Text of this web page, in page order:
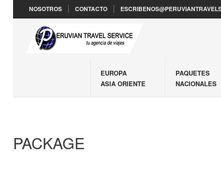
NOSOTROS CONTACTO
EUROPA
ASIA ORIENTE
PAQUETES
NACIONALES
PACKAGE